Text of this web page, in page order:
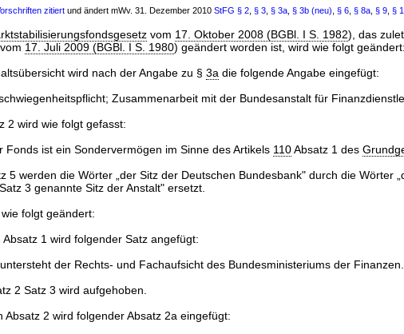
zitiert und ändert mWv. 31. Dezember 2010 StFG § 2 § 3 § 3a § 3b (neu) § 6 § 8a § 9 §
vom 17. Oktober 2008 (BGBl. I S. 1982), das
17. Juli 2009 (BGBl. I S. 1980) geändert worden ist, wird wie folgt geändert:
wird nach der Angabe zu § 3a die folgende Angabe eingefügt:
Zusammenarbeit mit der Bundesanstalt für
2 wird wie folgt gefasst:
Fonds ist ein Sondervermögen im Sinne des Artikels 110Absatz 1 des
5 werden die Wörter „der Sitz der Deutschen Bundesbank" durch die Wörter
3 genannte Sitz der Anstalt" ersetzt.
folgt geändert:
Absatz 1 wird folgender Satz angefügt:
untersteht der Rechts- und Fachaufsicht des Bundesministeriums der
2 Satz 3 wird aufgehoben.
Absatz 2 wird folgender Absatz 2a eingefügt: